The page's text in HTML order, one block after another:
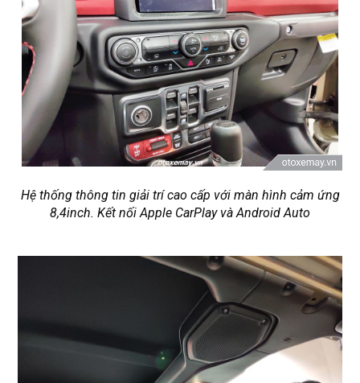
Hệ thống thông tin giải trí cao cấp với màn hình cảm ứng
8,4inch. Kết nối Apple CarPlay và Android Auto